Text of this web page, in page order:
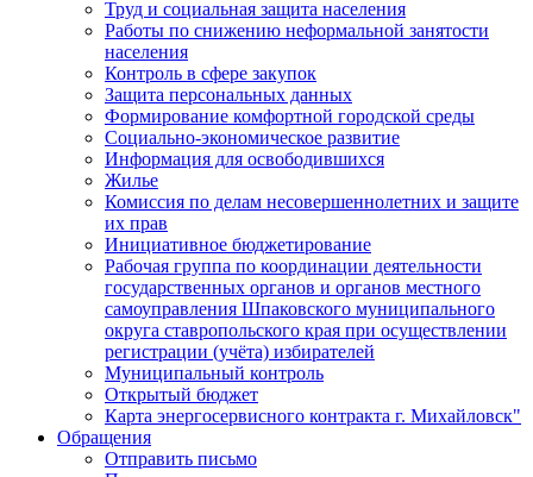
Труд и социальная защита населения
Работы по снижению неформальной занятости
населения
Контроль в сфере закупок
Защита персональных данных
Формирование комфортной городской среды
Социально-экономическое развитие
Информация для освободившихся
Жилье
Комиссия по делам несовершеннолетних и защите
их прав
Инициативное бюджетирование
Рабочая группа по координации деятельности
государственных органов и органов местного
самоуправления Шпаковского муниципального
округа ставропольского края при осуществлении
регистрации (учёта) избирателей
Муниципальный контроль
Открытый бюджет
Карта энергосервисного контракта г. Михайловск"
Обращения
Отправить письмо